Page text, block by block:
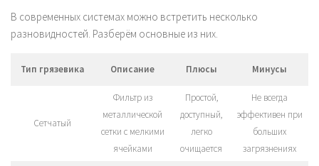
В современных системах можно встретить несколько
разновидностей. Разберём основные из них.
Тип грязевика Описание Плюсы Минусы
Сетчатый
Фильтр из
металлической
сетки с мелкими
ячейками
Простой,
доступный,
легко
очищается
Не всегда
эффективен при
больших
загрязнениях